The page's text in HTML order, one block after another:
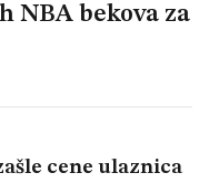
NBA bekova za
cene ulaznica